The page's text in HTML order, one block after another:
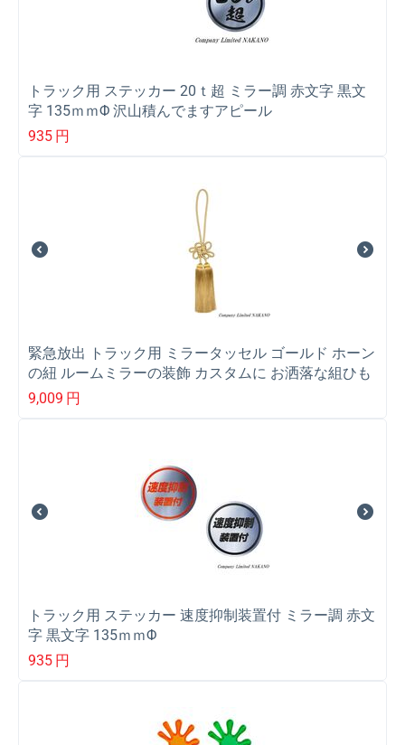
トラック用 ステッカー 20ｔ超 ミラー調 赤文字 黒文
字 135ｍｍΦ 沢山積んでますアピール
935 円
緊急放出 トラック用 ミラータッセル ゴールド ホーン
の紐 ルームミラーの装飾 カスタムに お洒落な組ひも
9,009 円
トラック用 ステッカー 速度抑制装置付 ミラー調 赤文
字 黒文字 135ｍｍΦ
935 円